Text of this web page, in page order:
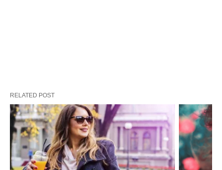
RELATED POST